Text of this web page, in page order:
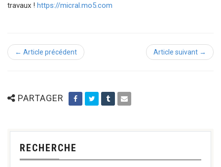
travaux ! https://micral.mo5.com
← Article précédent Article suivant →
PARTAGER
RECHERCHE